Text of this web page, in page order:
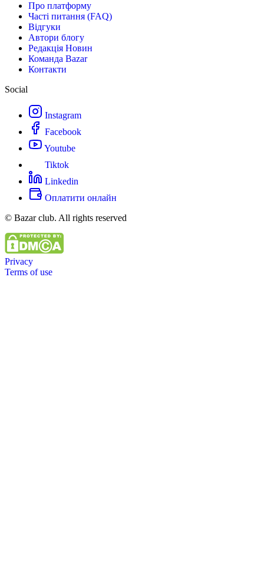
Про платформу
Часті питання (FAQ)
Відгуки
Автори блогу
Редакція Новин
Команда Bazar
Контакти
Social
Instagram
Facebook
Youtube
Tiktok
Linkedin
Оплатити онлайн
© Bazar club. All rights reserved
Privacy
Terms of use